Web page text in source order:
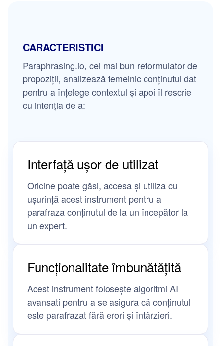
CARACTERISTICI
Paraphrasing.io, cel mai bun reformulator de
propoziții, analizează temeinic conținutul dat
pentru a înțelege contextul și apoi îl rescrie
cu intenția de a:
Interfață ușor de utilizat
Oricine poate găsi, accesa și utiliza cu
ușurință acest instrument pentru a
parafraza conținutul de la un începător la
un expert.
Funcționalitate îmbunătățită
Acest instrument folosește algoritmi AI
avansati pentru a se asigura că conținutul
este parafrazat fără erori și întârzieri.